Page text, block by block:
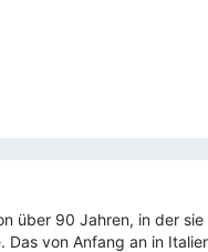
über 90 Jahren, in der
von Anfang an in